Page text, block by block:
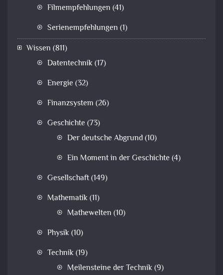
Filmempfehlungen (41)
Serienempfehlungen (1)
Wissen (811)
Datentechnik(17)
Energie (32)
Finanzsystem (26)
Geschichte (73)
Der deutsche Abgrund(10)
Ein Moment in der Geschichte (4)
Gesellschaft(149)
Mathematik(11)
Mathewelten (10)
Physik(10)
Technik(19)
Meilensteine der Technik(9)